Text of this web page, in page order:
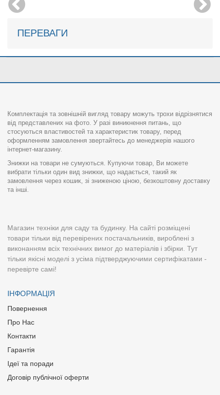
ПЕРЕВАГИ
Комплектація та зовнішній вигляд товару можуть трохи відрізнятися
від представлених на фото. У разі виникнення питань, що
стосуються властивостей та характеристик товару, перед
оформленням замовлення звертайтесь до менеджерів нашого
інтернет-магазину.
Знижки на товари не сумуються. Купуючи товар, Ви можете
вибрати тільки один вид знижки, що надається, такий як
замовлення через кошик, зі зниженою ціною, безкоштовну доставку
та інші.
Магазин техніки для саду та будинку. На сайті розміщені
товари тільки від перевірених постачальників, вироблені з
виконанням всіх технічних вимог до матеріалів і збірки. Тут
тільки якісні моделі з усіма підтверджуючими сертифікатами -
перевірте самі!
ІНФОРМАЦІЯ
Повернення
Про Нас
Контакти
Гарантія
Ідеї та поради
Договір публічної оферти